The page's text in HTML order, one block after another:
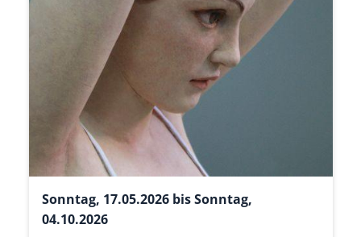
Sonntag, 17.05.2026 bis Sonntag,
04.10.2026